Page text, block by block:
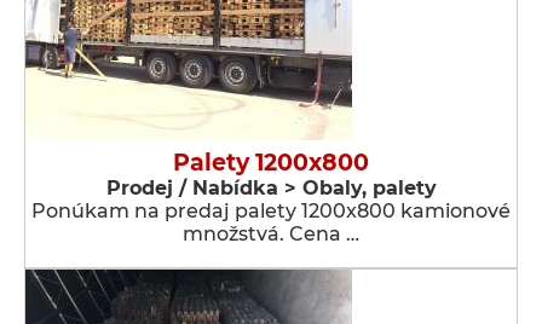
Palety 1200x800
Prodej / Nabídka > Obaly, palety
Ponúkam na predaj palety 1200x800 kamionové
množstvá. Cena …